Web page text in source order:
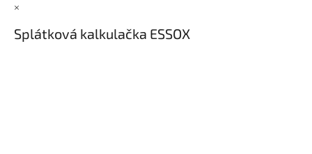
×
Splátková kalkulačka ESSOX